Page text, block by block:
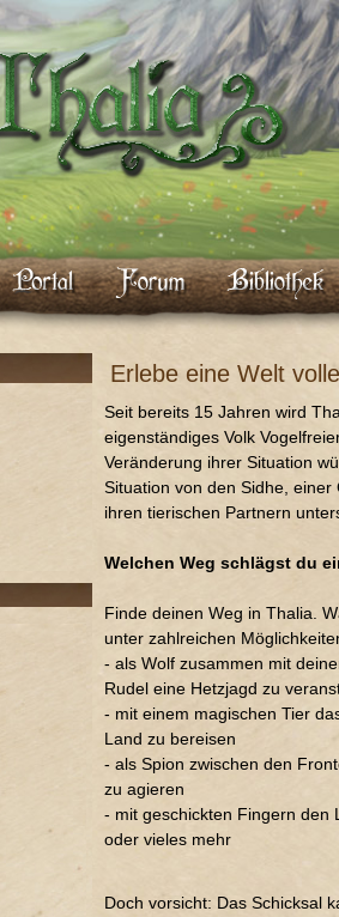
Erlebe eine Welt
Seit bereits 15 Jahren wird
eigenständiges Volk
Veränderung ihrer Situation
Situation von den Sidhe,
ihren tierischen Partnern
Welchen Weg schlägst du
Finde deinen Weg in Thalia.
unter zahlreichen
- als Wolf zusammen mit
Rudel eine Hetzjagd zu
- mit einem magischen Tier
Land zu bereisen
- als Spion zwischen den
zu agieren
- mit geschickten Fingern den
oder vieles mehr
Doch vorsicht: Das Schicksal